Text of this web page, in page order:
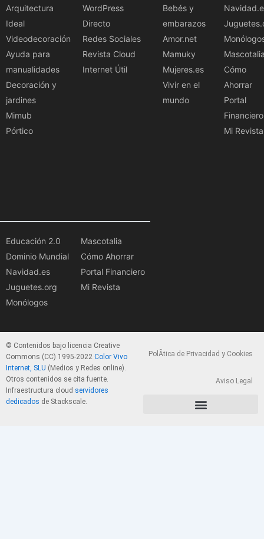
Arquitectura
Ideal
Videodecoración
Ayuda para
manualidades
Decoración y
jardines
Mimub
Pórtico
WordPress
Directo
Redes Sociales
Revista Cloud
Internet Útil
Bebés y
embarazos
Amor.net
Mamuky
Mujeres.es
Vivir en el
mundo
Cómo
Ahorrar
Portal
Financiero
Mi Revista
Educación 2.0
Dominio Mundial
Navidad.es
Juguetes.org
Monólogos
Mascotalia
Cómo Ahorrar
Portal Financiero
Mi Revista
© Contenidos bajo licencia Creative
Commons (CC) 1995-2022 Color Vivo
Internet, SLU (Medios y Redes online).
Otros contenidos se cita fuente.
Infraestructura cloud servidores
dedicados de Stackscale.
PolÃ­tica de Privacidad y Cookies
Aviso Legal